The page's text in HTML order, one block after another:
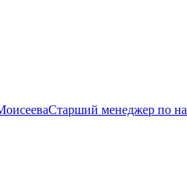
Старший менеджер по